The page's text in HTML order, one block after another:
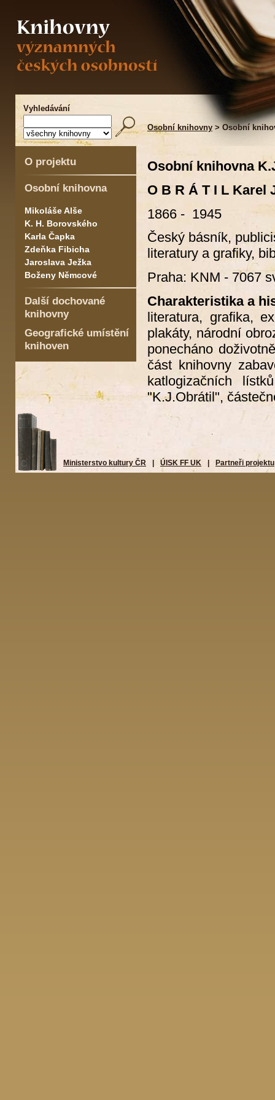
Vyhledávání
Osobní knihovny > Osobní
O projektu
Osobní knihovna
Mikoláše Alše
K. H. Borovského
Karla Čapka
Zdeňka Fibicha
Jaroslava Ježka
Boženy Němcové
Další dochované
knihovny
Geografické umístění
knihoven
Osobní knihovna
O B R Á T I L Karel
1866 - 1945
Český básník,
literatury a grafiky,
Praha: KNM - 7067
Charakteristika a
literatura, grafika,
plakáty, národní
ponecháno
část knihovny
katlogizačních
"K.J.Obrátil",
Ministerstvo kultury ČR ÚISK FF UK Partneři projektu